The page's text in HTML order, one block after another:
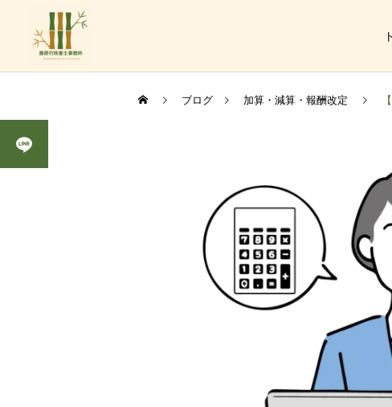
障がい福祉サ
法人設立・運
ブログ 加算・減算・報酬改定